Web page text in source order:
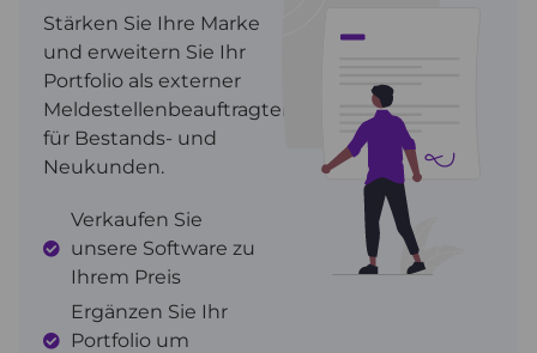
Stärken Sie Ihre Marke
und erweitern Sie Ihr
Portfolio als externer
Meldestellenbeauftragter
für Bestands- und
Neukunden.
Verkaufen Sie
unsere Software zu
Ihrem Preis
Ergänzen Sie Ihr
Portfolio um